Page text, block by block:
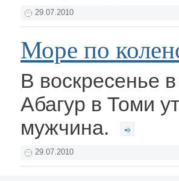
29.07.2010
Море по
В воскресенье
Абагур в Томи
мужчина.
29.07.2010